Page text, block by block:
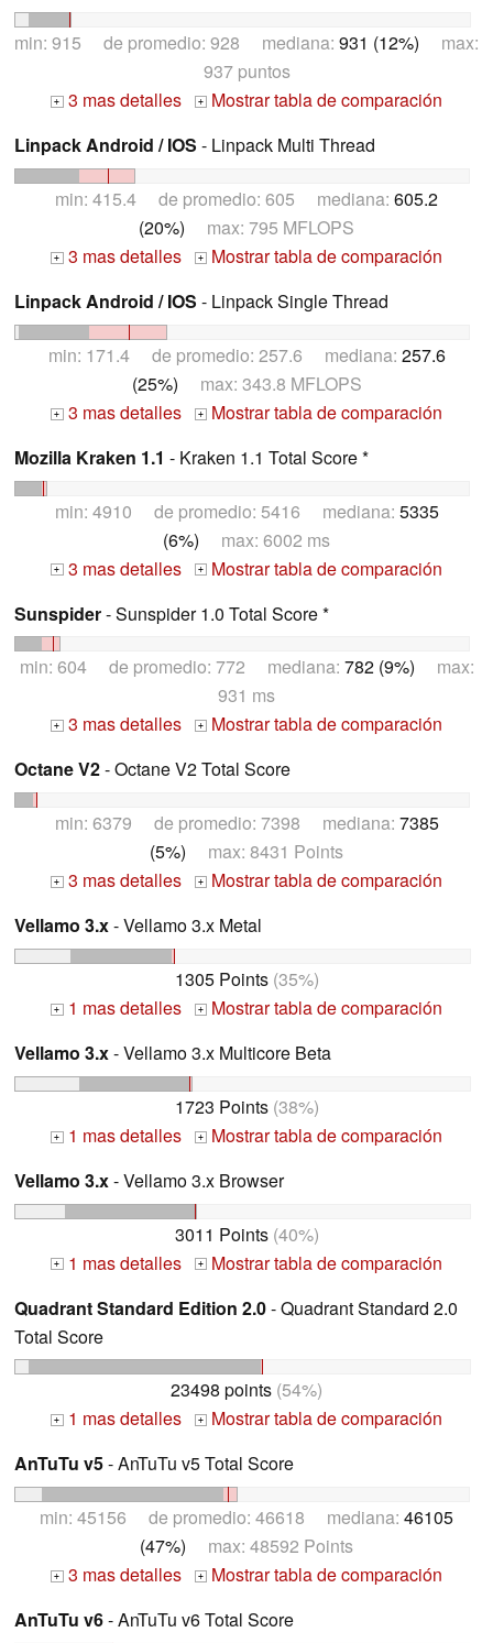
min: 915 de promedio: 928 mediana: 931 (12%) max:
937 puntos
+ 3 mas detalles +
Mostrar tabla de comparación
Linpack Android / IOS - Linpack Multi Thread
min: 415.4 de promedio: 605 mediana: 605.2
(20%) max: 795 MFLOPS
+ 3 mas detalles +
Mostrar tabla de comparación
Linpack Android / IOS - Linpack Single Thread
min: 171.4 de promedio: 257.6 mediana: 257.6
(25%) max: 343.8 MFLOPS
+ 3 mas detalles +
Mostrar tabla de comparación
Mozilla Kraken 1.1 - Kraken 1.1 Total Score *
min: 4910 de promedio: 5416 mediana: 5335
(6%) max: 6002 ms
+ 3 mas detalles +
Mostrar tabla de comparación
Sunspider- Sunspider 1.0 Total Score *
min: 604 de promedio: 772 mediana: 782 (9%) max:
931 ms
+ 3 mas detalles +
Mostrar tabla de comparación
Octane V2- Octane V2 Total Score
min: 6379 de promedio: 7398 mediana: 7385
(5%) max: 8431 Points
+ 3 mas detalles +
Mostrar tabla de comparación
Vellamo 3.x- Vellamo 3.x Metal
1305 Points(35%)
+ 1 mas detalles +
Mostrar tabla de comparación
Vellamo 3.x- Vellamo 3.x Multicore Beta
1723 Points(38%)
+ 1 mas detalles +
Mostrar tabla de comparación
Vellamo 3.x- Vellamo 3.x Browser
3011 Points(40%)
+ 1 mas detalles +
Mostrar tabla de comparación
Quadrant Standard Edition 2.0- Quadrant Standard 2.0
Total Score
23498 points (54%)
+ 1 mas detalles +
Mostrar tabla de comparación
AnTuTu v5- AnTuTu v5 Total Score
min: 45156 de promedio: 46618 mediana: 46105
(47%) max: 48592 Points
+ 3 mas detalles +
Mostrar tabla de comparación
AnTuTu v6- AnTuTu v6 Total Score